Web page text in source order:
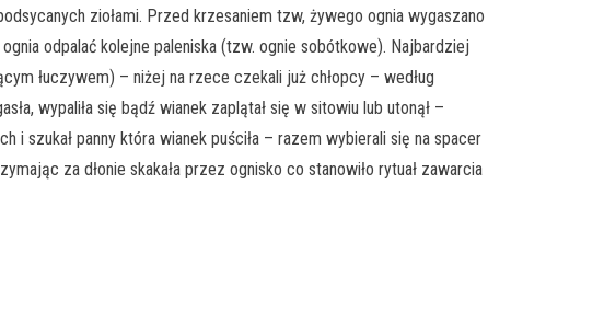
ziołami. Przed krzesaniem tzw, żywego ognia wygaszano
odpalać kolejne paleniska (tzw. ognie sobótkowe). Najbardziej
łuczywem) – niżej na rzece czekali już chłopcy – według
wypaliła się bądź wianek zaplątał się w sitowiu lub utonął –
i szukał panny która wianek puściła – razem wybierali się na spacer
za dłonie skakała przez ognisko co stanowiło rytuał zawarcia